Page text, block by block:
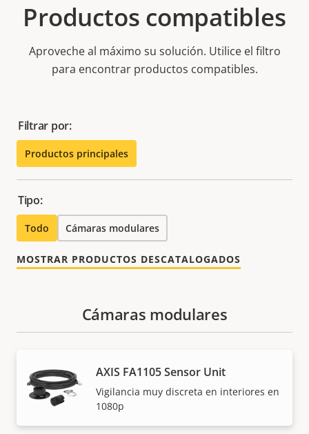
Productos compatibles
Aproveche al máximo su solución. Utilice el filtro
para encontrar productos compatibles.
Filtrar por:
Productos principales
Tipo:
Todo Cámaras modulares
MOSTRAR PRODUCTOS DESCATALOGADOS
Cámaras modulares
AXIS FA1105 Sensor Unit
Vigilancia muy discreta en interiores en
1080p